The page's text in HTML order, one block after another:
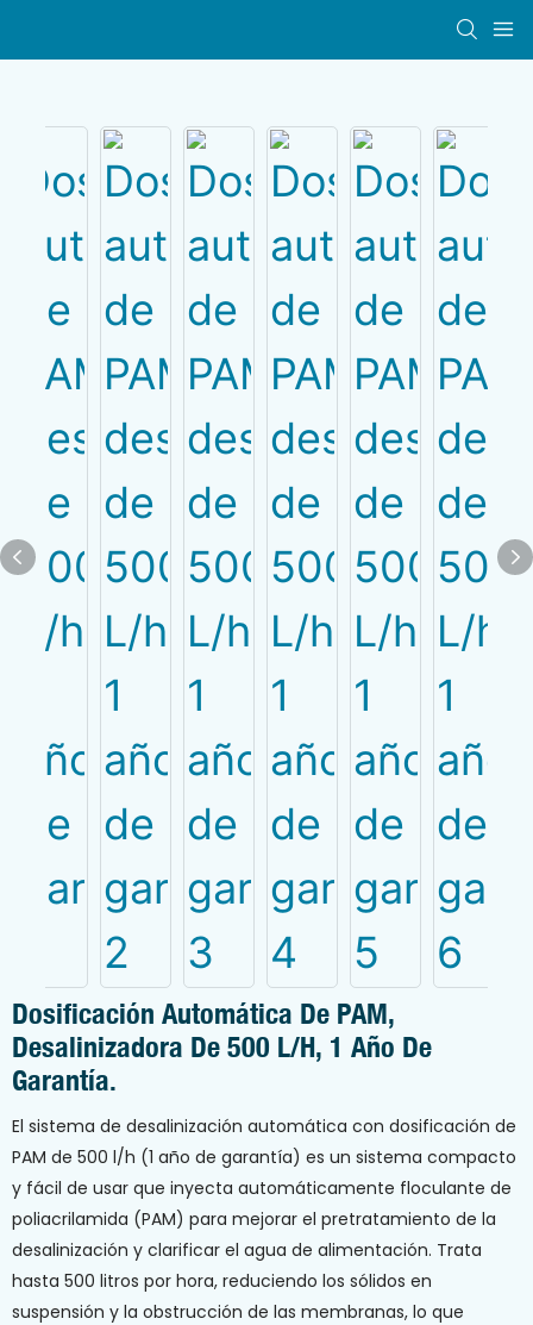
Dosificación Automática De PAM,
Desalinizadora De 500 L/h, 1 Año De
Garantía.
El sistema de desalinización automática con dosificación de
PAM de 500 l/h (1 año de garantía) es un sistema compacto
y fácil de usar que inyecta automáticamente floculante de
poliacrilamida (PAM) para mejorar el pretratamiento de la
desalinización y clarificar el agua de alimentación. Trata
hasta 500 litros por hora, reduciendo los sólidos en
suspensión y la obstrucción de las membranas, lo que